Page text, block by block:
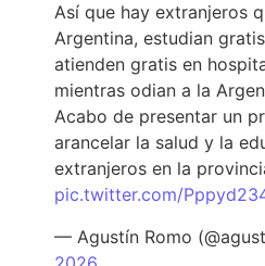
Así que hay extranjeros
Argentina, estudian
atienden gratis en
mientras odian a la
Acabo de presentar un
arancelar la salud y la
extranjeros en la
pic.twitter.com/
— Agustín Romo